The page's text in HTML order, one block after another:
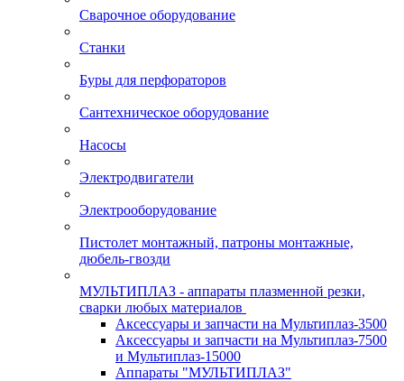
Сварочное оборудование
Станки
Буры для перфораторов
Сантехническое оборудование
Насосы
Электродвигатели
Электрооборудование
Пистолет монтажный, патроны монтажные,
дюбель-гвозди
МУЛЬТИПЛАЗ - аппараты плазменной резки,
сварки любых материалов
Аксессуары и запчасти на Мультиплаз-3500
Аксессуары и запчасти на Мультиплаз-7500
и Мультиплаз-15000
Аппараты "МУЛЬТИПЛАЗ"